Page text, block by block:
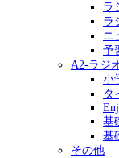
ラ
ラ
ニ
予
A2-ラジ
小
タ
基
基
その他